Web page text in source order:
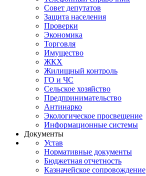
Совет депутатов
Защита населения
Проверки
Экономика
Торговля
Имущество
ЖКХ
Жилищный контроль
ГО и ЧС
Сельское хозяйство
Предпринимательство
Антинарко
Экологическое просвещение
Информационные системы
Документы
Устав
Нормативные документы
Бюджетная отчетность
Казначейское сопровождение